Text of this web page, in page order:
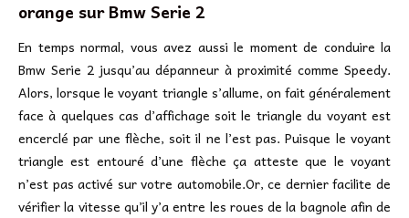
orange sur Bmw Serie 2
En temps normal, vous avez aussi le moment de conduire la
Bmw Serie 2 jusqu’au dépanneur à proximité comme Speedy.
Alors, lorsque le voyant triangle s’allume, on fait généralement
face à quelques cas d’affichage soit le triangle du voyant est
encerclé par une flèche, soit il ne l’est pas. Puisque le voyant
triangle est entouré d’une flèche ça atteste que le voyant
n’est pas activé sur votre automobile.Or, ce dernier facilite de
vérifier la vitesse qu’il y’a entre les roues de la bagnole afin de